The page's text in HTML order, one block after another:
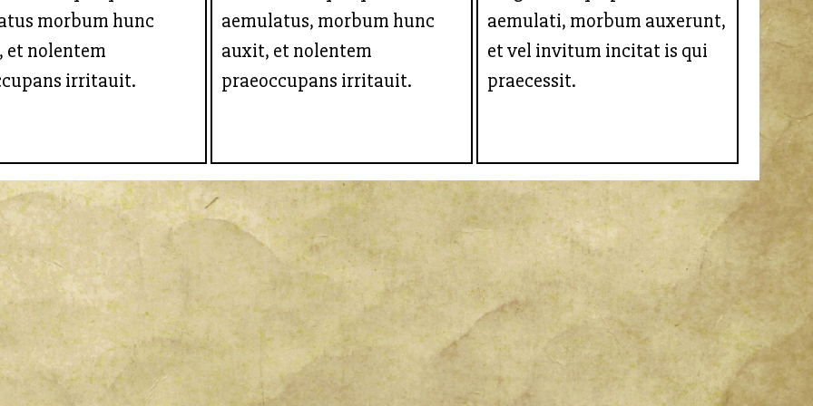
morbum hunc
et nolentem
irritauit.
aemulatus, morbum hunc
auxit, et nolentem
praeoccupans irritauit.
aemulati, morbum auxerunt,
et vel invitum incitat is qui
praecessit.